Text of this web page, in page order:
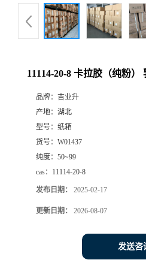
11114-20-8 卡拉胶（纯粉）
品牌： 吉业升
产地： 湖北
型号： 纸箱
货号： W01437
纯度： 50~99
cas： 11114-20-8
发布日期： 2025-02-17
更新日期： 2026-08-07
发送咨